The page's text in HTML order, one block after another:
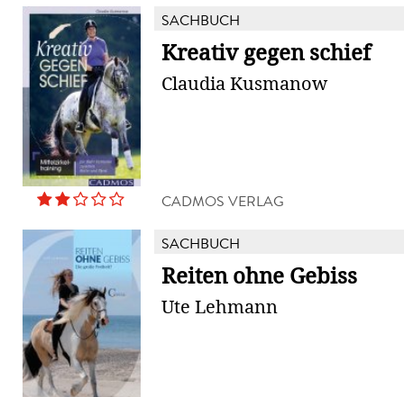
SACHBUCH
Kreativ gegen schief
Claudia Kusmanow
CADMOS VERLAG
SACHBUCH
Reiten ohne Gebiss
Ute Lehmann